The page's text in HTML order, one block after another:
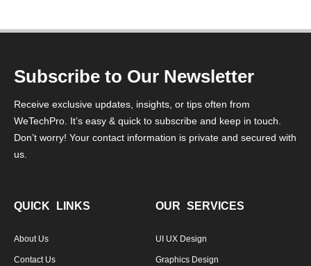
Subscribe to Our Newsletter
Receive exclusive updates, insights, or tips often from
WeTechPro. It’s easy & quick to subscribe and keep in touch.
Don’t worry! Your contact information is private and secured with
us.
QUICK LINKS
About Us
Contact Us
OUR SERVICES
UI UX Design
Graphics Design